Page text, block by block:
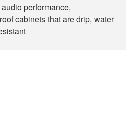
performance,
cabinets that are drip, water